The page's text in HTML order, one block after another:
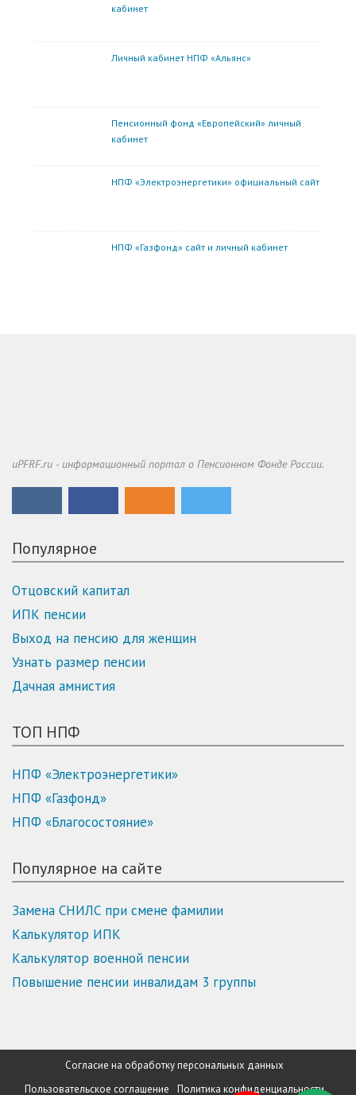
кабинет
Личный кабинет НПФ «Альянс»
Пенсионный фонд «Европейский» личный
кабинет
НПФ «Электроэнергетики» официальный сайт
НПФ «Газфонд» сайт и личный кабинет
uPFRF.ru - информационный портал о Пенсионном Фонде России.
Популярное
Отцовский капитал
ИПК пенсии
Выход на пенсию для женщин
Узнать размер пенсии
Дачная амнистия
ТОП НПФ
НПФ «Электроэнергетики»
НПФ «Газфонд»
НПФ «Благосостояние»
Популярное на сайте
Замена СНИЛС при смене фамилии
Калькулятор ИПК
Калькулятор военной пенсии
Повышение пенсии инвалидам 3 группы
Согласие на обработку персональных данных
Пользовательское соглашение
Политика конфиденциальности